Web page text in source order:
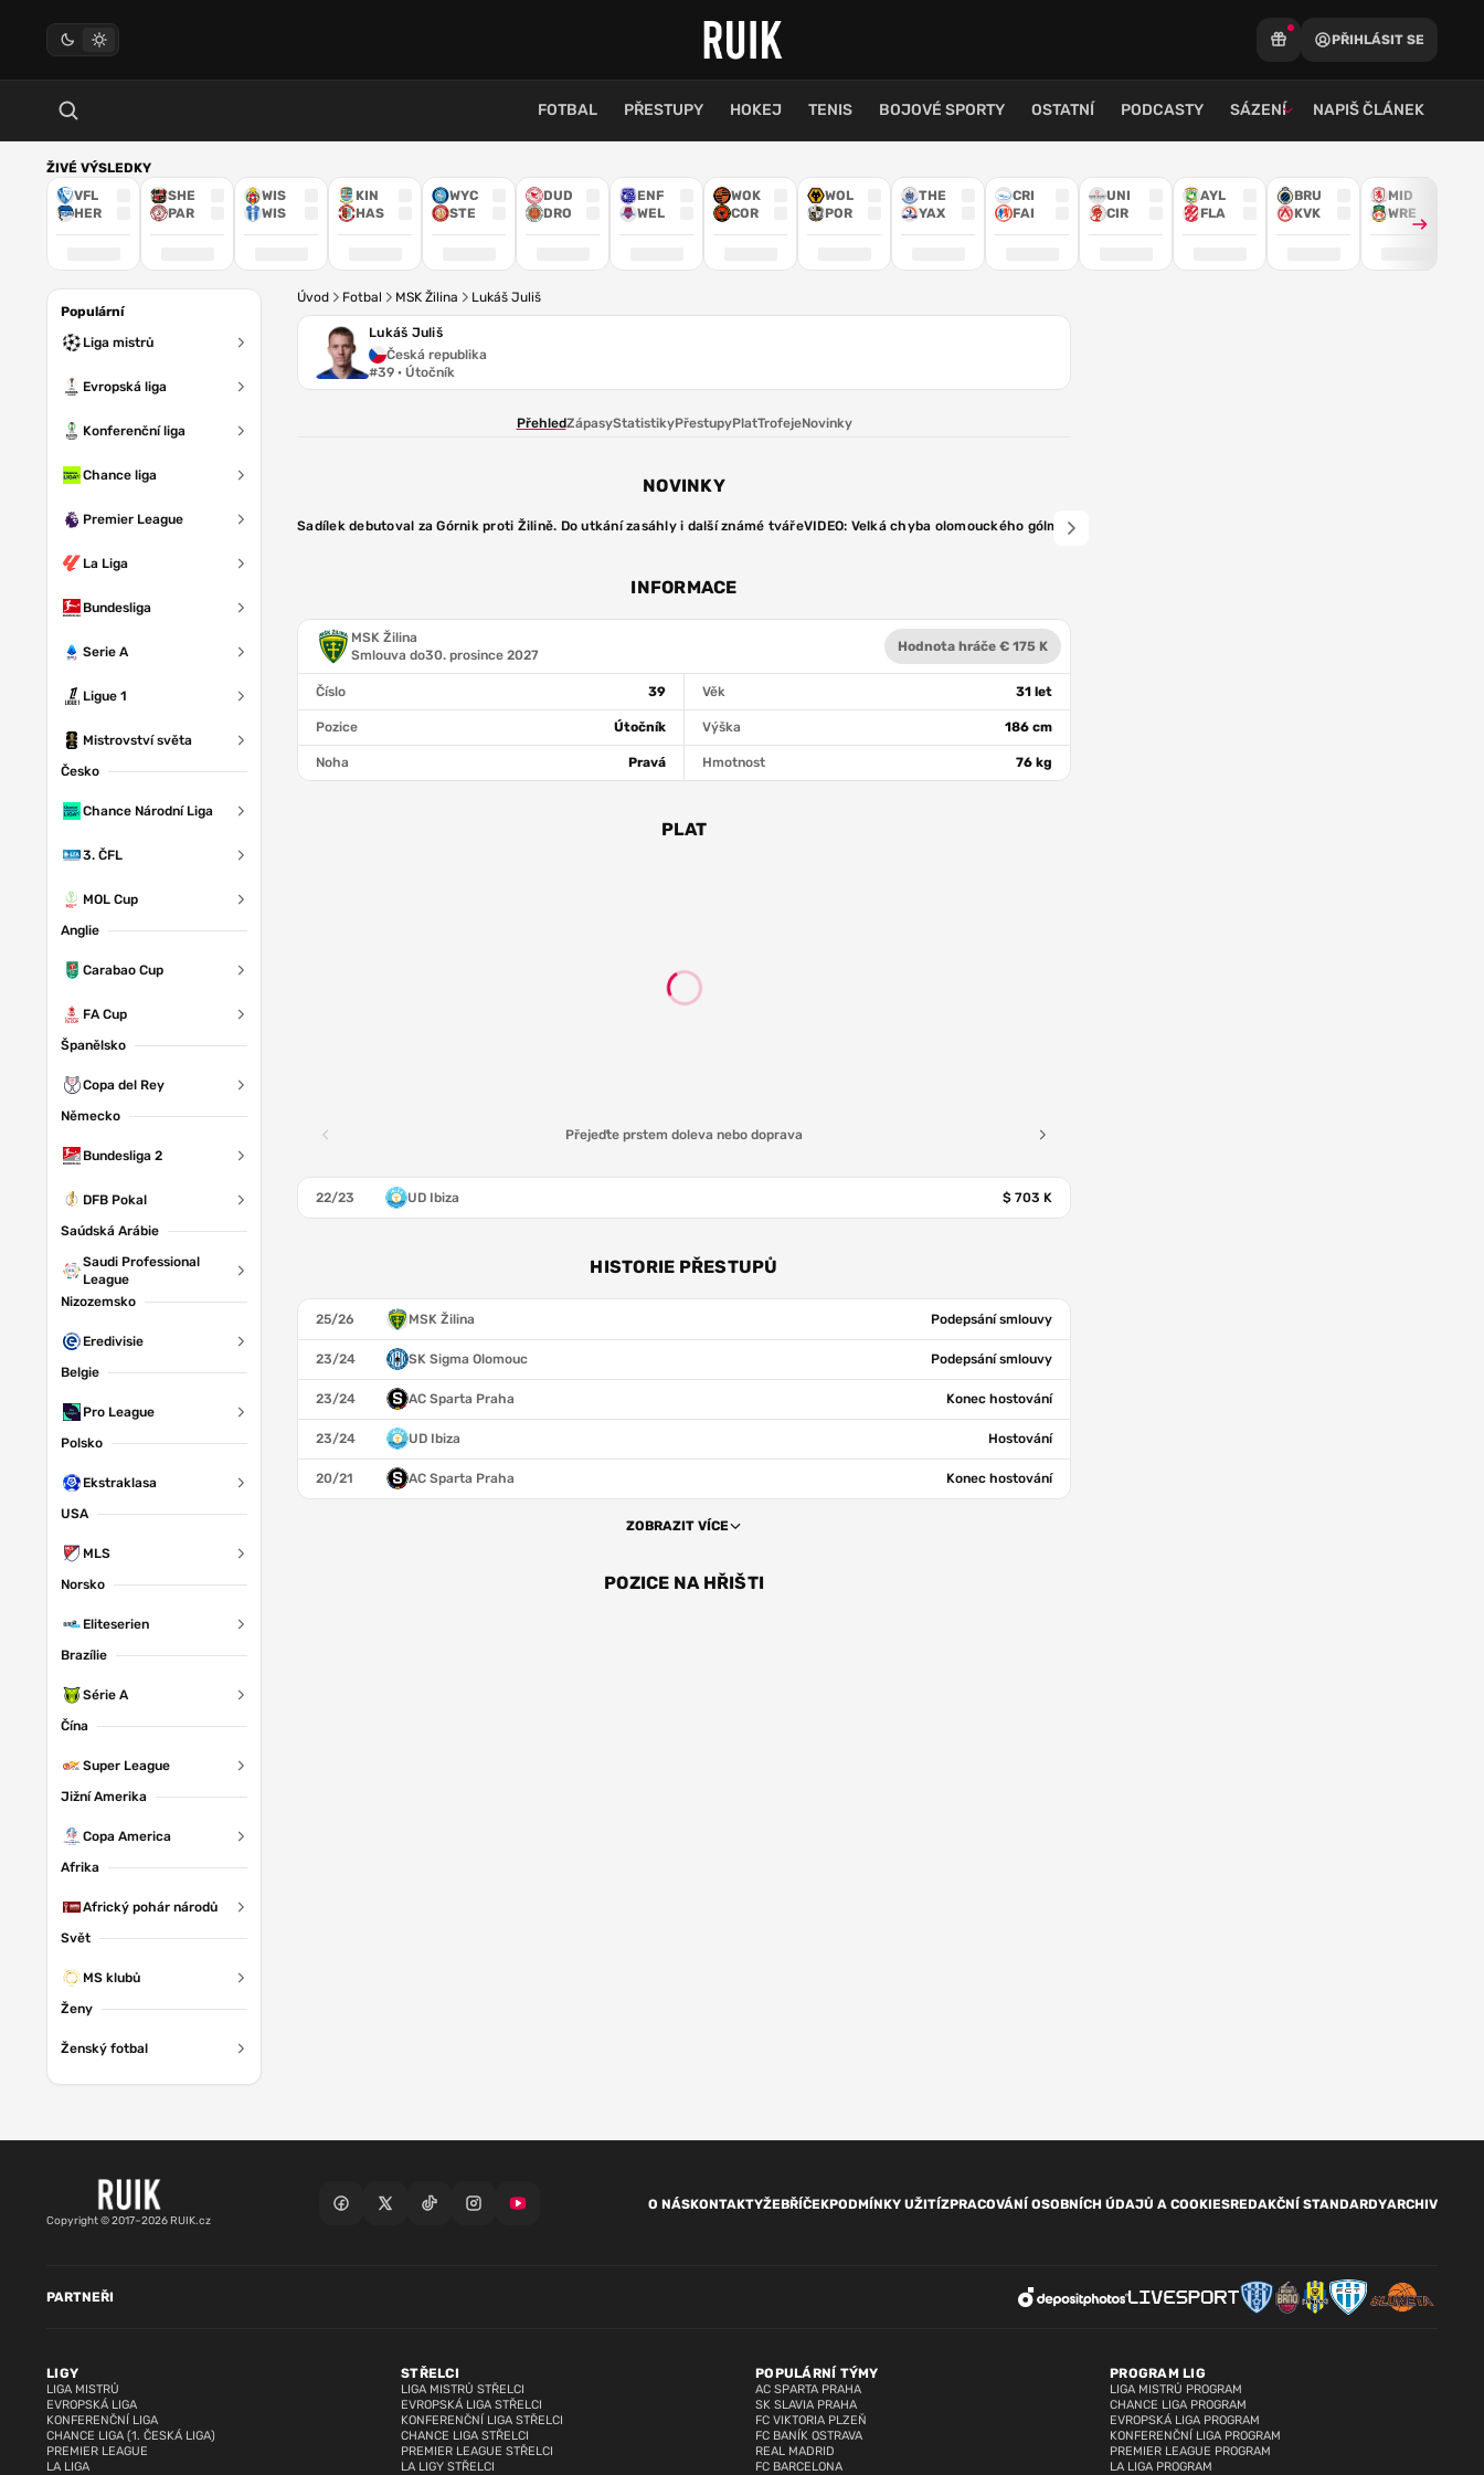
PŘIHLÁSIT SE
FOTBAL PŘESTUPY HOKEJ TENIS BOJOVÉ SPORTY OSTATNÍ PODCASTY SÁZENÍ NAPIŠ ČLÁNEK
ŽIVÉ VÝSLEDKY
VFL
HER
SHE
PAR
WIS
WIS
KIN
HAS
WYC
STE
DUD
DRO
ENF
WEL
WOK
COR
WOL
POR
THE
YAX
CRI
FAI
UNI
CIR
AYL
FLA
BRU
KVK
MID
WRE
Populární
Liga mistrů
Evropská liga
Konferenční liga
Chance liga
Premier League
La Liga
Bundesliga
Serie A
Ligue 1
Mistrovství světa
Česko
Chance Národní Liga
3. ČFL
MOL Cup
Anglie
Carabao Cup
FA Cup
Španělsko
Copa del Rey
Německo
Bundesliga 2
DFB Pokal
Saúdská Arábie
Saudi Professional
League
Nizozemsko
Eredivisie
Belgie
Pro League
Polsko
Ekstraklasa
USA
MLS
Norsko
Eliteserien
Brazílie
Série A
Čína
Super League
Jižní Amerika
Copa America
Afrika
Africký pohár národů
Svět
MS klubů
Ženy
Ženský fotbal
Úvod Fotbal MSK Žilina Lukáš Juliš
Lukáš Juliš
Česká republika
#39 · Útočník
PřehledZápasyStatistikyPřestupyPlatTrofejeNovinky
NOVINKY
Sadílek debutoval za Górnik proti Žilině. Do utkání zasáhly i další známé tvářeVIDEO: Velká chyba olomouckého gólmana! Digaňa daroval Jablonci vedoucí gól, Sigma díky Julišovi
INFORMACE
MSK Žilina
Smlouva do30. prosince 2027
Hodnota hráče € 175 K
Číslo 39 Věk 31 let
Pozice Útočník Výška 186 cm
Noha Pravá Hmotnost 76 kg
PLAT
Přejeďte prstem doleva nebo doprava
22/23 UD Ibiza $ 703 K
HISTORIE PŘESTUPŮ
25/26 MSK Žilina Podepsání smlouvy
23/24 SK Sigma Olomouc Podepsání smlouvy
23/24 AC Sparta Praha Konec hostování
23/24 UD Ibiza Hostování
20/21 AC Sparta Praha Konec hostování
ZOBRAZIT VÍCE
POZICE NA HŘIŠTI
Copyright © 2017–2026 RUIK.cz
O NÁSKONTAKTYŽEBŘÍČEKPODMÍNKY UŽITÍZPRACOVÁNÍ OSOBNÍCH ÚDAJŮ A COOKIESREDAKČNÍ STANDARDYARCHIV
LIGY
LIGA MISTRŮ
EVROPSKÁ LIGA
KONFERENČNÍ LIGA
CHANCE LIGA (1. ČESKÁ LIGA)
PREMIER LEAGUE
LA LIGA
STŘELCI
LIGA MISTRŮ STŘELCI
EVROPSKÁ LIGA STŘELCI
KONFERENČNÍ LIGA STŘELCI
CHANCE LIGA STŘELCI
PREMIER LEAGUE STŘELCI
LA LIGY STŘELCI
POPULÁRNÍ TÝMY
AC SPARTA PRAHA
SK SLAVIA PRAHA
FC VIKTORIA PLZEŇ
FC BANÍK OSTRAVA
REAL MADRID
FC BARCELONA
PROGRAM LIG
LIGA MISTRŮ PROGRAM
CHANCE LIGA PROGRAM
EVROPSKÁ LIGA PROGRAM
KONFERENČNÍ LIGA PROGRAM
PREMIER LEAGUE PROGRAM
LA LIGA PROGRAM
PARTNEŘI